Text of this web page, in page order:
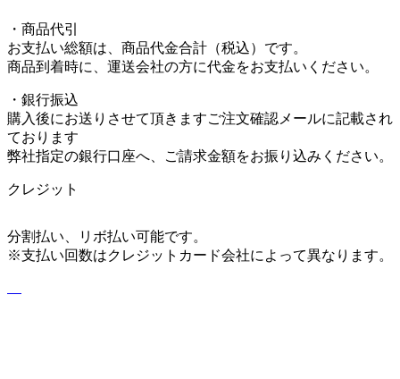
・商品代引
お支払い総額は、商品代金合計（税込）です。
商品到着時に、運送会社の方に代金をお支払いください。
・銀行振込
購入後にお送りさせて頂きますご注文確認メールに記載され
ております
弊社指定の銀行口座へ、ご請求金額をお振り込みください。
クレジット
分割払い、リボ払い可能です。
※支払い回数はクレジットカード会社によって異なります。